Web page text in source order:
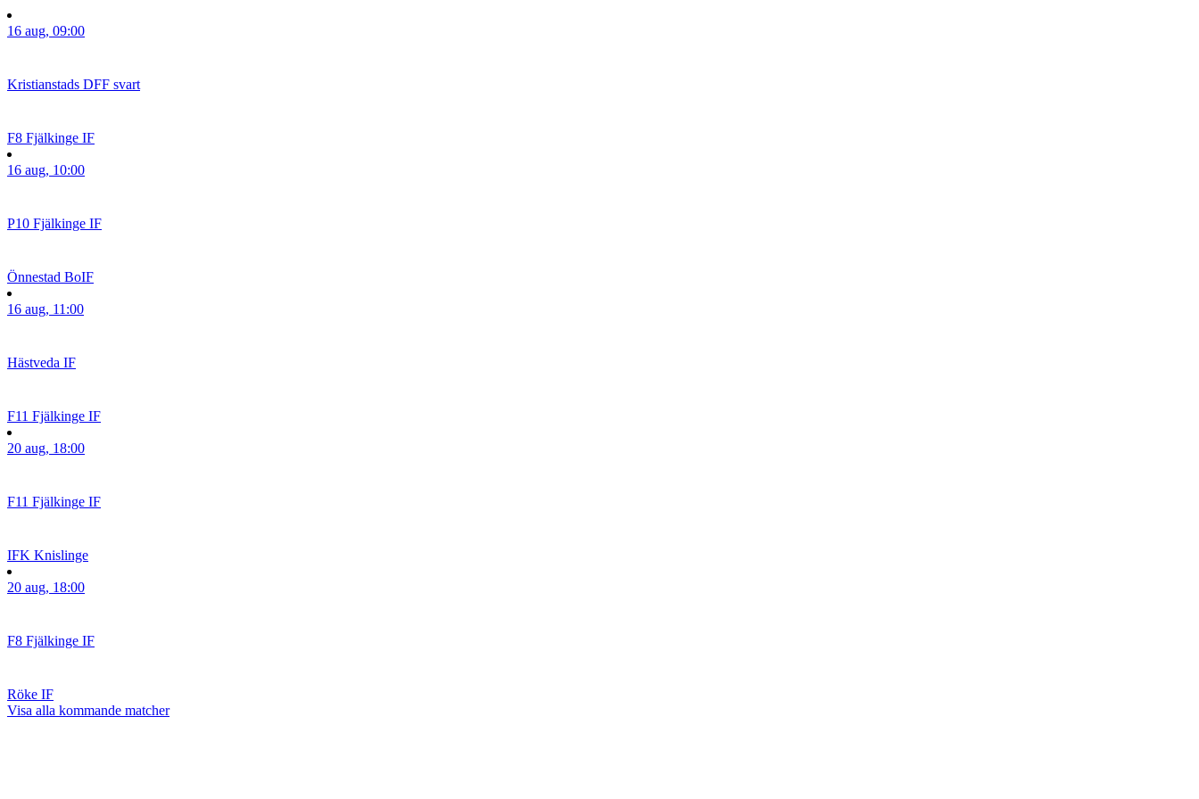
16 aug, 09:00
Kristianstads DFF svart
F8 Fjälkinge IF
16 aug, 10:00
P10 Fjälkinge IF
Önnestad BoIF
16 aug, 11:00
Hästveda IF
F11 Fjälkinge IF
20 aug, 18:00
F11 Fjälkinge IF
IFK Knislinge
20 aug, 18:00
F8 Fjälkinge IF
Röke IF
Visa alla kommande matcher